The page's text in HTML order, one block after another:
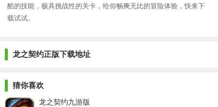
酷的技能，极具挑战性的关卡，给你畅爽无比的冒险体验，快来下
载试试。
龙之契约正版下载地址
猜你喜欢
龙之契约九游版